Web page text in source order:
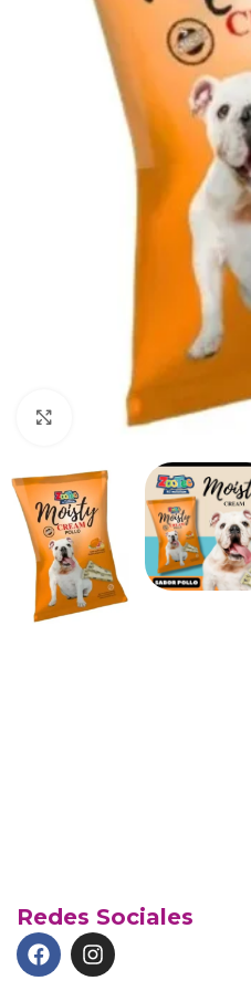
Haga clic para ampliar
Redes Sociales